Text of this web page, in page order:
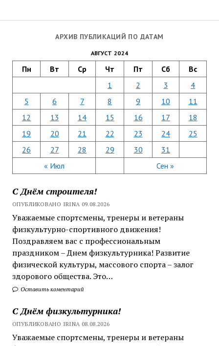
АРХИВ ПУБЛИКАЦИЙ ПО ДАТАМ
АВГУСТ 2024
Пн Вт Ср Чт Пт Сб Вс
« Июл Сен »
1 2 3
4
5
6 7 8 9 10
11
12
13 14 15 16 17
18
19
20 21 22 23 24
25
26
27 28 29 30 31
С Днём строителя!
ОПУБЛИКОВАНО IRINA 09.08.2026
Уважаемые спортсмены, тренеры и ветераны
физкультурно-спортивного движения!
Поздравляем вас с профессиональным
праздником – Днем физкультурника! Развитие
физической культуры, массового спорта – залог
здорового общества. Это…
Оставить коментарий
С Днём физкультурника!
ОПУБЛИКОВАНО IRINA 08.08.2026
Уважаемые спортсмены, тренеры и ветераны